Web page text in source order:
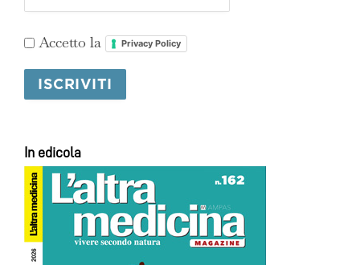
Accetto la Privacy Policy
In edicola